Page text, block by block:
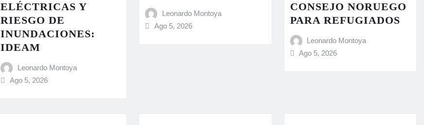
ELÉCTRICAS Y
RIESGO DE
INUNDACIONES:
IDEAM
Leonardo Montoya
Ago 5, 2026
Leonardo Montoya
Ago 5, 2026
CONSEJO NORUEGO
PARA REFUGIADOS
Leonardo Montoya
Ago 5, 2026